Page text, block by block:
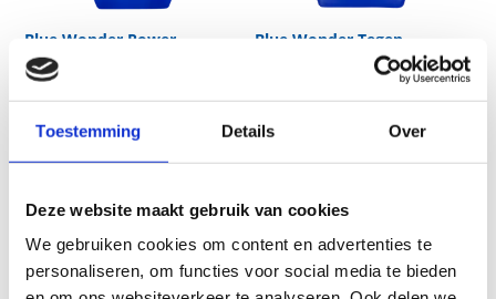
Toestemming Details Over
Deze website maakt gebruik van cookies
We gebruiken cookies om content en advertenties te
personaliseren, om functies voor social media te bieden
Blue Wonder Power
Ontstopper
Blue Wonder Tegen